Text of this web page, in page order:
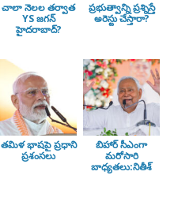
చాలా నెలల తర్వాత
YS జగన్
హైదరాబాద్?
ప్రభుత్వాన్ని ప్రశ్నిస్తే
అరెస్టు చేస్తారా?
తమిళ భాషపై ప్రధాని
ప్రశంసలు
బిహార్ సీఎంగా
మరోసారి
బాధ్యతలు:నితీశ్